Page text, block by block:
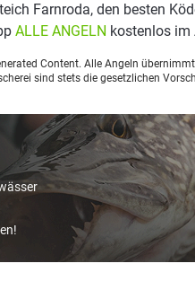
Farnroda, den besten
ALLE ANGELN kostenlos im
Content. Alle Angeln
sind stets die gesetzlichen